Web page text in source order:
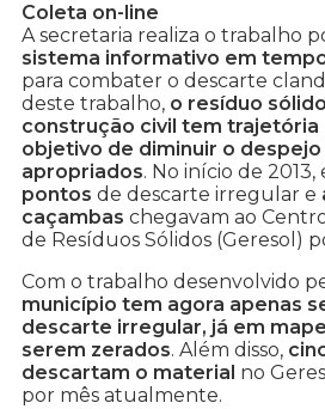
Coleta on-line
A secretaria realiza o trabalho
sistema informativo em
para combater o descarte
deste trabalho, o resíduo
construção civil tem trajetória
objetivo de diminuir o despejo
apropriados. No início de 2013,
pontos de descarte irregular e
caçambas chegavam ao
de Resíduos Sólidos (Geresol)
Com o trabalho desenvolvido
município tem agora apenas
descarte irregular, já em
serem zerados. Além disso,
descartam o material no
por mês atualmente.